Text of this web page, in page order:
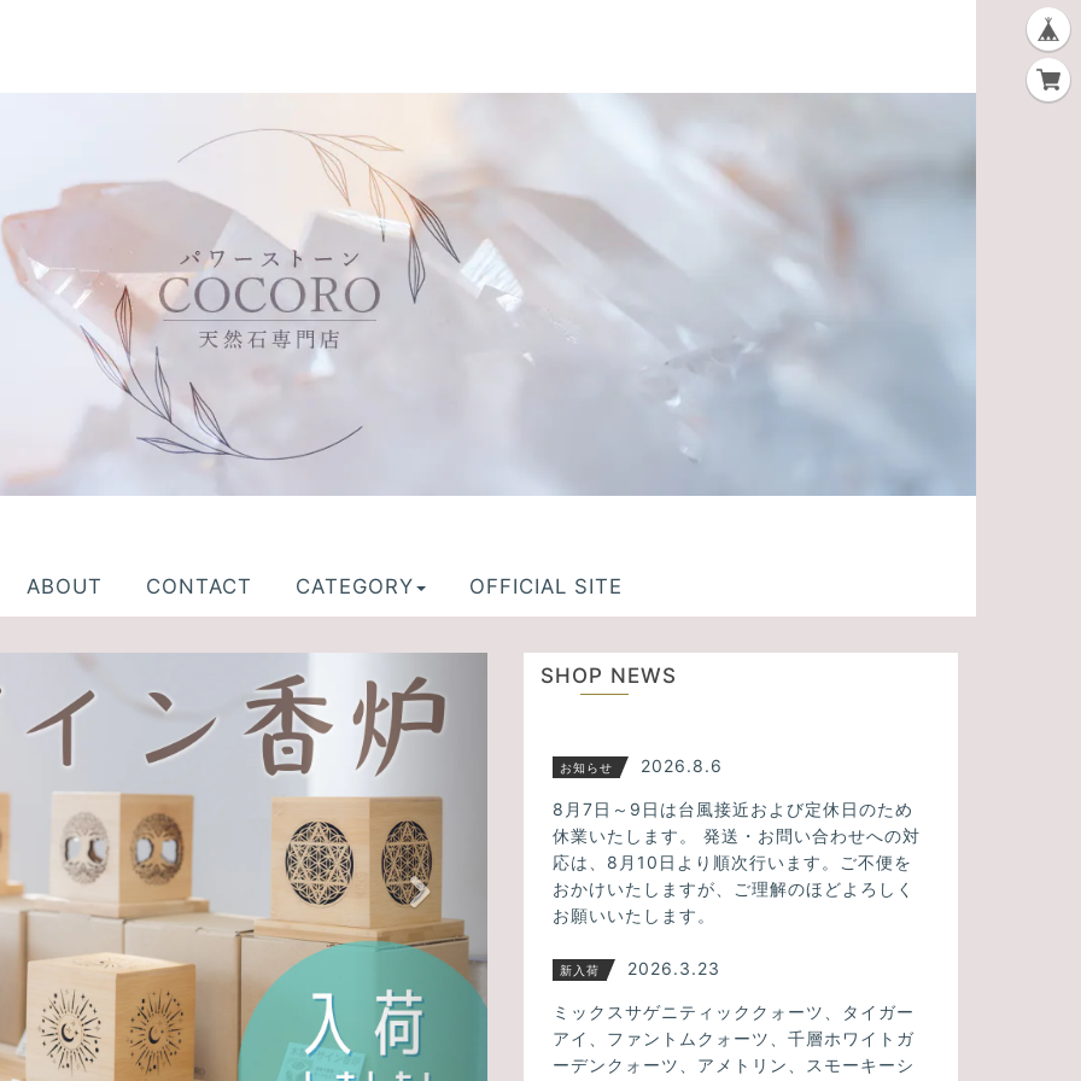
ABOUT CONTACT CATEGORY OFFICIAL SITE
N
e
SHOP NEWS
お知らせ 2026.8.6
8月7日～9日は台風接近および定休日のため
休業いたします。 発送・お問い合わせへの対
応は、8月10日より順次行います。ご不便を
おかけいたしますが、ご理解のほどよろしく
お願いいたします。
新入荷 2026.3.23
ミックスサゲニティッククォーツ、タイガー
アイ、ファントムクォーツ、千層ホワイトガ
ーデンクォーツ、アメトリン、スモーキーシ